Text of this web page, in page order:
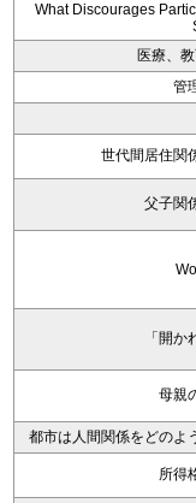
What Discourages
医療、
管
世代間居住関
父子関
「開
母親
都市は人間関係をどの
所得